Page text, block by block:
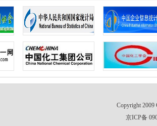
Copyright 2009
京ICP备